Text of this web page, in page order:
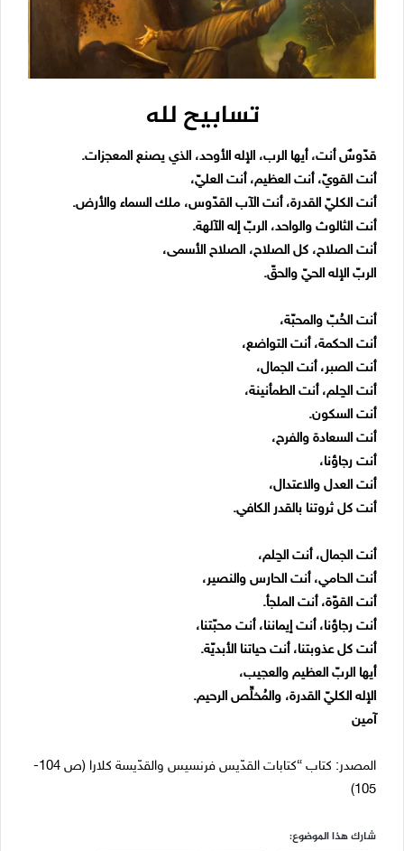
تسابيح لله
قدّوسٌ أنت، أيها الرب، الإله الأوحد، الذي يصنع المعجزات.
أنت القويّ، أنت العظيم، أنت العليّ،
أنت الكليّ القدرة، أنت الآب القدّوس، ملك السماء والأرض.
أنت الثالوث والواحد، الربّ إله الآلهة.
أنت الصلاح، كل الصلاح، الصلاح الأسمى،
الربّ الإله الحيّ والحقّ.
أنت الحُبّ والمحبّة،
أنت الحكمة، أنت التواضع،
أنت الصبر، أنت الجمال،
أنت الحِلم، أنت الطمأنينة،
أنت السكون.
أنت السعادة والفرح،
أنت رجاؤنا،
أنت العدل والاعتدال،
أنت كل ثروتنا بالقدر الكافي.
أنت الجمال، أنت الحِلم،
أنت الحامي، أنت الحارس والنصير،
أنت القوّة، أنت الملجأ.
أنت رجاؤنا، أنت إيماننا، أنت محبّتنا،
أنت كل عذوبتنا، أنت حياتنا الأبديّة.
أيها الربّ العظيم والعجيب،
الإله الكليّ القدرة، والمُخلِّص الرحيم.
آمين
المصدر: كتاب “كتابات القدّيس فرنسيس والقدّيسة كلارا (ص 104-
105)
شارك هذا الموضوع: